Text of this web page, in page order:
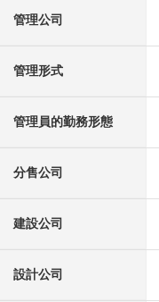
管理公司
管理形式
管理員的勤務形態
分售公司
建設公司
設計公司